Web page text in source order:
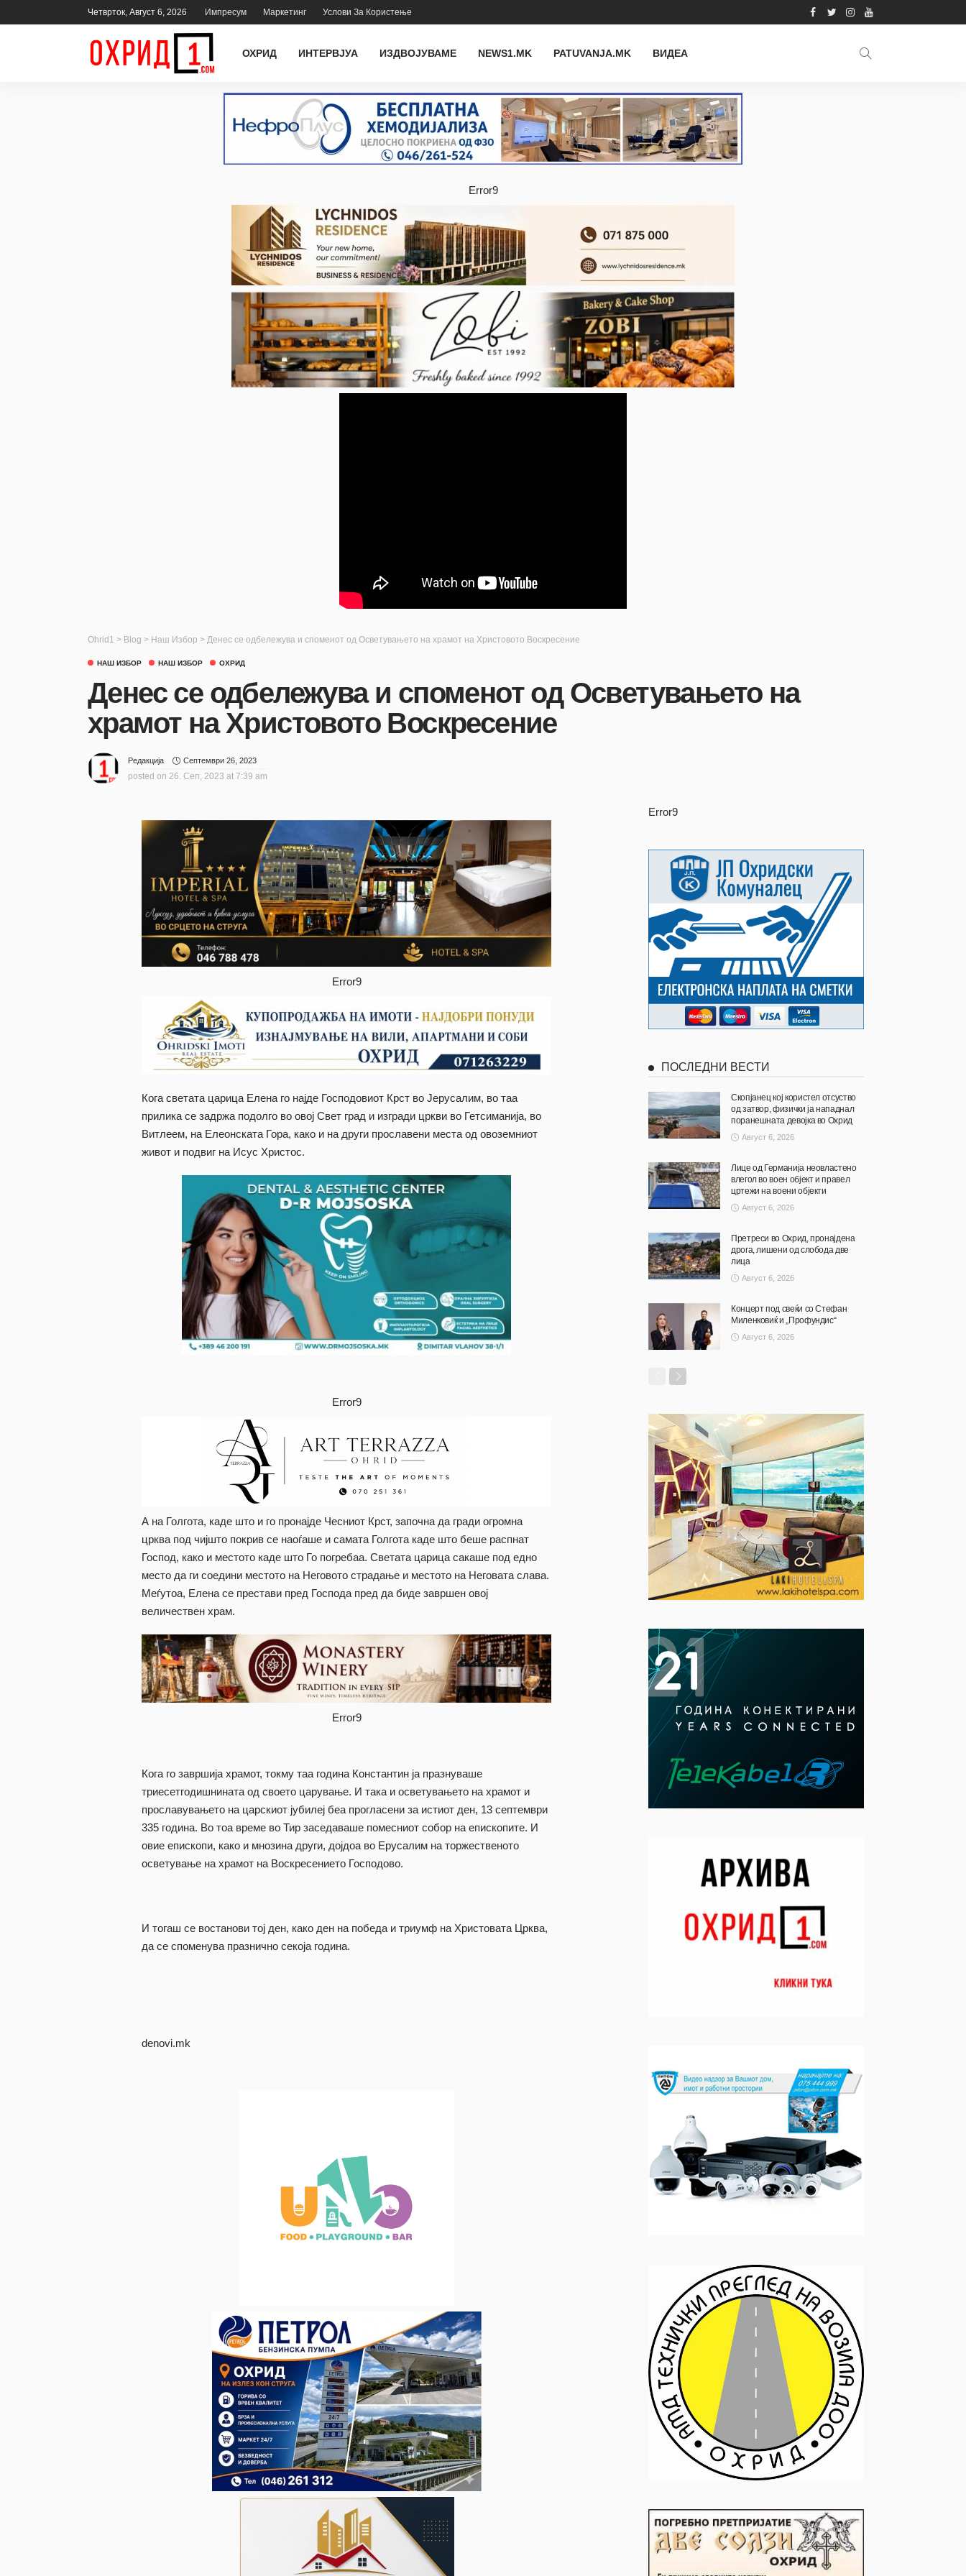
Четврток, Август 6, 2026 Импресум Маркетинг Услови За Користење
ОХРИД ИНТЕРВЈУА ИЗДВОЈУВАМЕ NEWS1.MK PATUVANJA.MK ВИДЕА
Error9
Ohrid1 > Blog > Наш Избор > Денес се одбележува и споменот од Осветувањето на храмот на Христовото Воскресение
НАШ ИЗБОР НАШ ИЗБОР ОХРИД
Денес се одбележува и споменот од Осветувањето на
храмот на Христовото Воскресение
Редакција Септември 26, 2023
posted on 26. Сеп, 2023 at 7:39 am
Error9
Кога светата царица Елена го најде Господовиот Крст во Јерусалим, во таа
прилика се задржа подолго во овој Свет град и изгради цркви во Гетсиманија, во
Витлеем, на Елеонската Гора, како и на други прославени места од овоземниот
живот и подвиг на Исус Христос.
Error9
А на Голгота, каде што и го пронајде Чесниот Крст, започна да гради огромна
црква под чијшто покрив се наоѓаше и самата Голгота каде што беше распнат
Господ, како и местото каде што Го погребаа. Светата царица сакаше под едно
место да ги соедини местото на Неговото страдање и местото на Неговата слава.
Меѓутоа, Елена се престави пред Господа пред да биде завршен овој
величествен храм.
Error9
Кога го завршија храмот, токму таа година Константин ја празнуваше
триесетгодишнината од своето царување. И така и осветувањето на храмот и
прославувањето на царскиот јубилеј беа прогласени за истиот ден, 13 септември
335 година. Во тоа време во Тир заседаваше помесниот собор на епископите. И
овие епископи, како и мнозина други, дојдоа во Ерусалим на торжественото
осветување на храмот на Воскресението Господово.
И тогаш се востанови тој ден, како ден на победа и триумф на Христовата Црква,
да се споменува празнично секоја година.
denovi.mk
Error9
ПОСЛЕДНИ ВЕСТИ
Скопјанец кој користел отсуство
од затвор, физички ја нападнал
поранешната девојка во Охрид
Август 6, 2026
Лице од Германија неовластено
влегол во воен објект и правел
цртежи на воени објекти
Август 6, 2026
Претреси во Охрид, пронајдена
дрога, лишени од слобода две
лица
Август 6, 2026
Концерт под свеќи со Стефан
Миленковиќ и „Профундис“
Август 6, 2026